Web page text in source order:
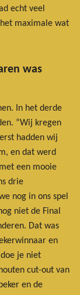
echt veel
maximale wat
was
In het derde
“Wij kregen
hadden wij
en dat werd
een mooie
drie
nog in ons spel
niet de Final
Dat was
en
je niet
cut-out van
en de